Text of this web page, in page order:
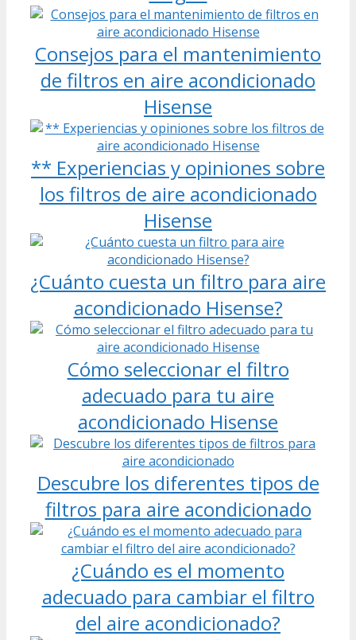
Consejos para el mantenimiento
de filtros en aire acondicionado
Hisense
** Experiencias y opiniones sobre
los filtros de aire acondicionado
Hisense
¿Cuánto cuesta un filtro para aire
acondicionado Hisense?
Cómo seleccionar el filtro
adecuado para tu aire
acondicionado Hisense
Descubre los diferentes tipos de
filtros para aire acondicionado
¿Cuándo es el momento
adecuado para cambiar el filtro
del aire acondicionado?